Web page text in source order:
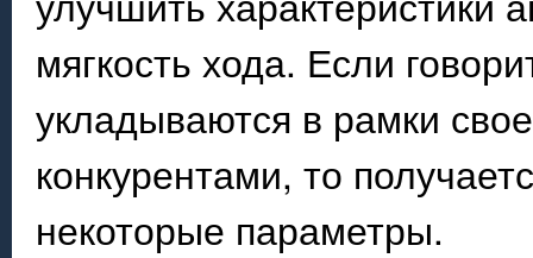
мягкость хода. Если
укладываются в рамки
конкурентами, то
некоторые параметры.